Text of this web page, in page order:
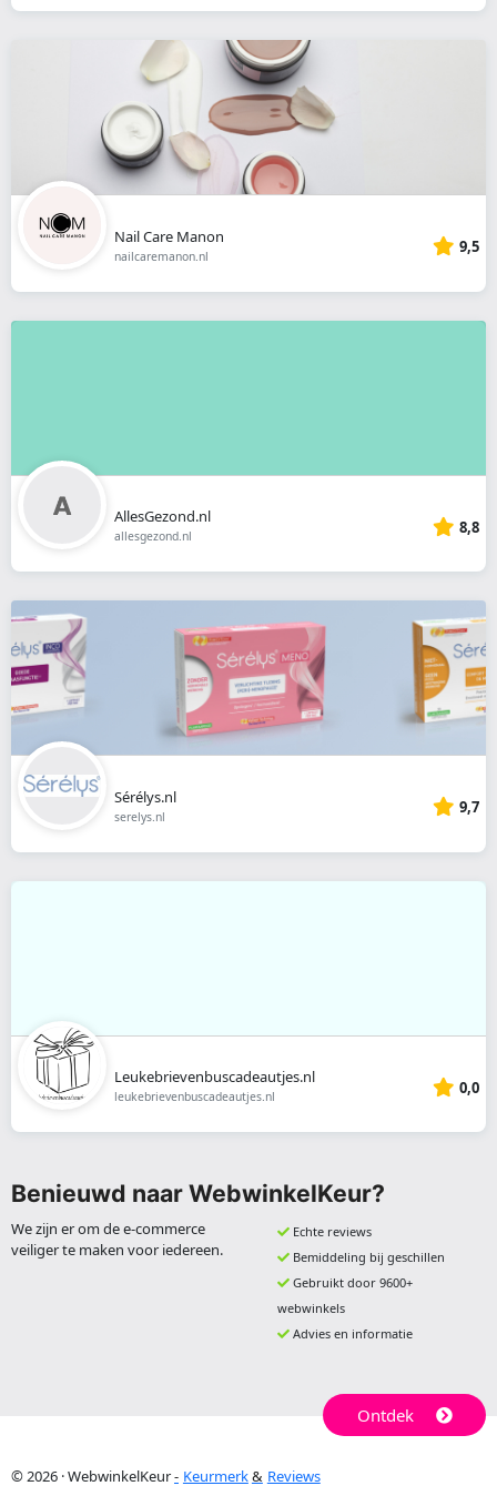
Nail Care Manon
nailcaremanon.nl 9,5
AllesGezond.nl
allesgezond.nl 8,8
Sérélys.nl
serelys.nl 9,7
Leukebrievenbuscadeautjes.nl
leukebrievenbuscadeautjes.nl 0,0
Benieuwd naar WebwinkelKeur?
We zijn er om de e-commerce
veiliger te maken voor iedereen.
Echte reviews
Bemiddeling bij geschillen
Gebruikt door 9600+
webwinkels
Advies en informatie
Ontdek
© 2026 · WebwinkelKeur Keurmerk Reviews